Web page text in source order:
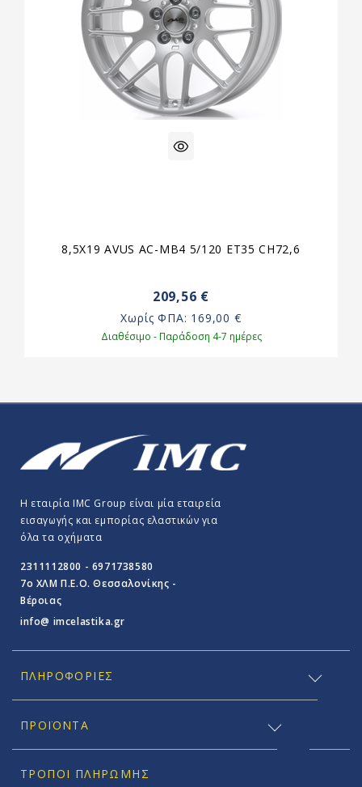
8,5X19 AVUS AC-MB4 5/120 ET35 CH72,6
209,56 €
Χωρίς ΦΠΑ: 169,00 €
Διαθέσιμο - Παράδοση 4-7 ημέρες
Η εταιρία IMC Group είναι μία εταιρεία
εισαγωγής και εμπορίας ελαστικών για
όλα τα οχήματα
2311112800 - 6971738580
7o ΧΛΜ Π.E.O. Θεσσαλονίκης -
Βέροιας
info@ imcelastika.gr
ΠΛΗΡΟΦΟΡΊΕΣ
ΠΡΟΪΟΝΤΑ
ΤΡΌΠΟΙ ΠΛΗΡΩΜΉΣ